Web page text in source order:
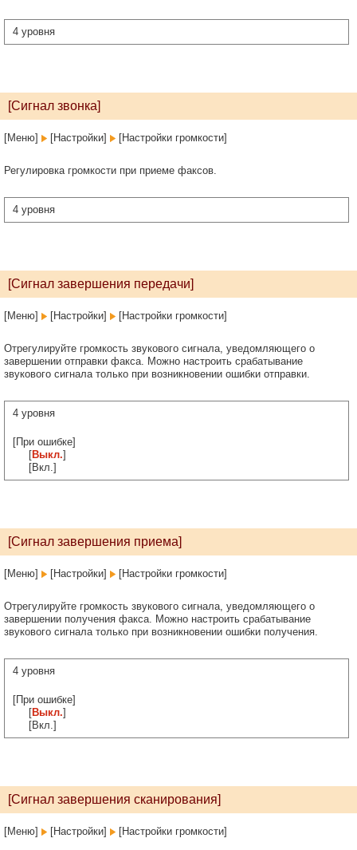
4 уровня
[Сигнал звонка]
[Меню] [Настройки] [Настройки громкости]
Регулировка громкости при приеме факсов.
4 уровня
[Сигнал завершения передачи]
[Меню] [Настройки] [Настройки громкости]
Отрегулируйте громкость звукового сигнала, уведомляющего о
завершении отправки факса. Можно настроить срабатывание
звукового сигнала только при возникновении ошибки отправки.
4 уровня
[При ошибке]
[Выкл.]
[Вкл.]
[Сигнал завершения приема]
[Меню] [Настройки] [Настройки громкости]
Отрегулируйте громкость звукового сигнала, уведомляющего о
завершении получения факса. Можно настроить срабатывание
звукового сигнала только при возникновении ошибки получения.
4 уровня
[При ошибке]
[Выкл.]
[Вкл.]
[Сигнал завершения сканирования]
[Меню] [Настройки] [Настройки громкости]